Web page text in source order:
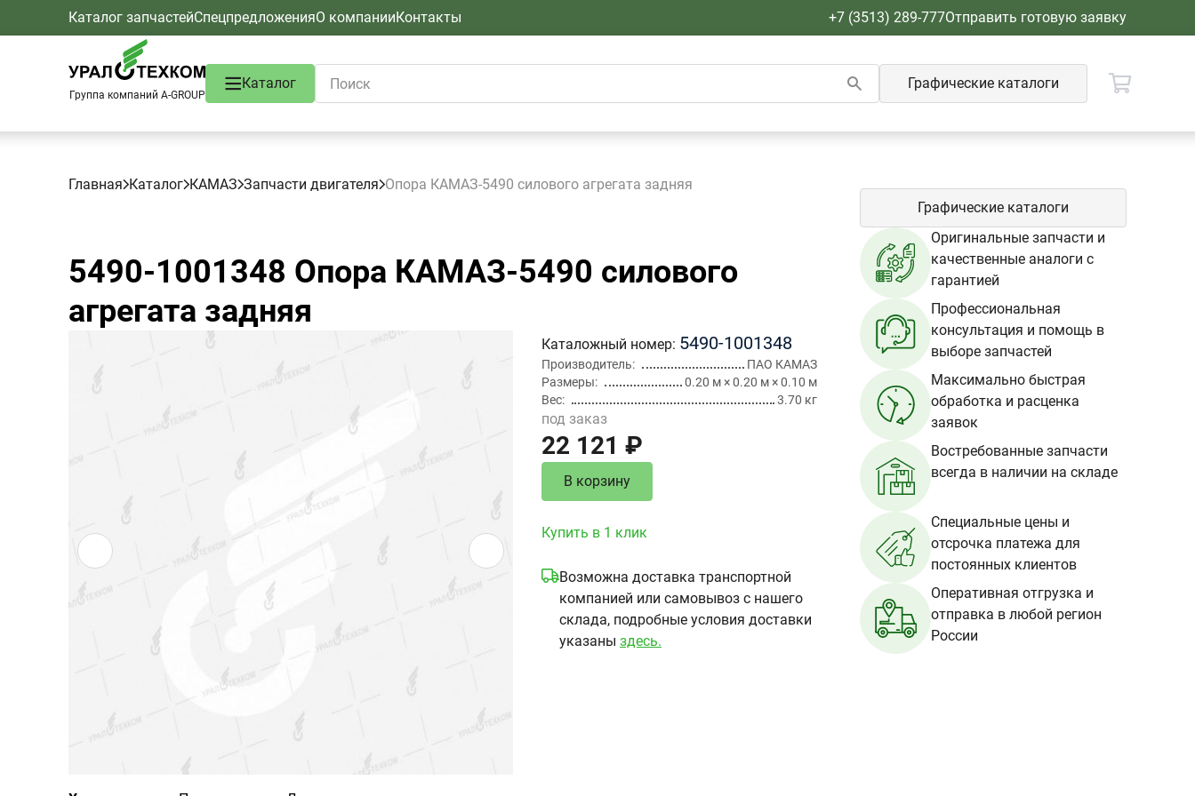
Каталог запчастейСпецпредложенияО компанииКонтакты +7 (3513) 289-777Отправить готовую заявку
Группа компаний A-GROUP
Каталог Графические каталоги
Главная Каталог КАМАЗ Запчасти двигателя Опора КАМАЗ-5490 силового агрегата задняя
5490-1001348 Опора КАМАЗ-5490 силового
агрегата задняя
Каталожный номер 5490-1001348
Производитель
ПАО КАМАЗ
Размеры
0.20 м × 0.20 м × 0.10 м
Вес
3.70 кг
под заказ
22 121 ₽
В корзину
Купить в 1 клик
Возможна доставка транспортной
компанией или самовывоз с нашего
склада, подробные условия доставки
указаны здесь.
Графические каталоги
Оригинальные запчасти и
качественные аналоги с
гарантией
Профессиональная
консультация и помощь в
выборе запчастей
Максимально быстрая
обработка и расценка
заявок
Востребованные запчасти
всегда в наличии на складе
Специальные цены и
отсрочка платежа для
постоянных клиентов
Оперативная отгрузка и
отправка в любой регион
России